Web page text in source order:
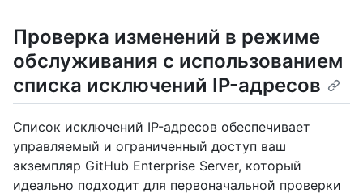
Проверка изменений в режиме
обслуживания с использованием
списка исключений IP-адресов
Список исключений IP-адресов обеспечивает
управляемый и ограниченный доступ ваш
экземпляр GitHub Enterprise Server, который
идеально подходит для первоначальной проверки